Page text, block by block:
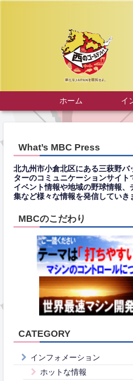
ホーム イ
What’s MBC Press
北九州市小倉北区にある三萩野バ
ターのコミュニケーションサイト
イベント情報や地域の野球情報、
集など様々な情報を発信していき
MBCのこだわり
CATEGORY
インフォメーション
ホットな情報